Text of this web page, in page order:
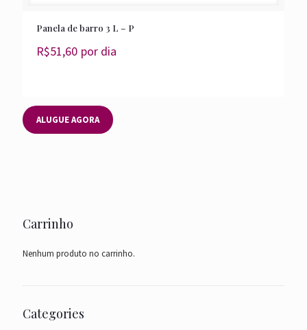
Panela de barro 3 L – P
R$51,60 por dia
ALUGUE AGORA
Carrinho
Nenhum produto no carrinho.
Categories